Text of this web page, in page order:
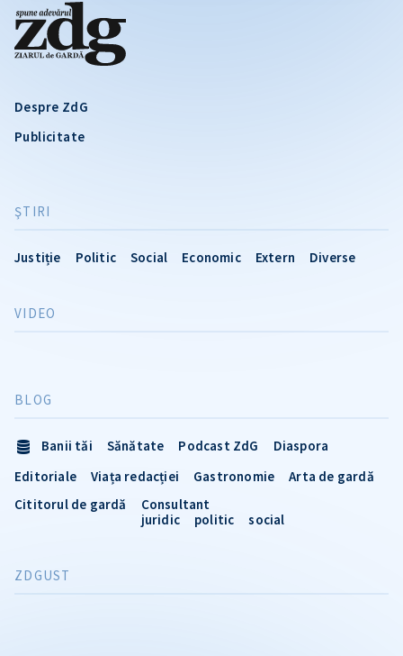
Despre ZdG
Publicitate
ŞTIRI
Justiție Politic Social Economic Extern Diverse
VIDEO
BLOG
Banii tăi Sănătate Podcast ZdG
Diaspora
Editoriale
Viața redacției Gastronomie
Arta de gardă
Cititorul de gardă
Consultant
juridic
politic social
ZDGUST